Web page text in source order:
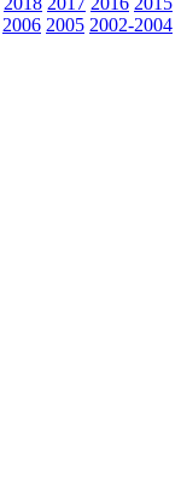
2006 2005 2002-2004